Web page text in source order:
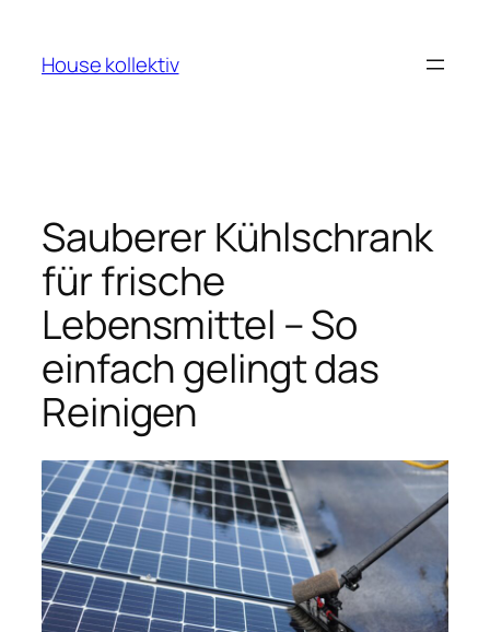
springen
House kollektiv
Sauberer Kühlschrank
für frische
Lebensmittel – So
einfach gelingt das
Reinigen